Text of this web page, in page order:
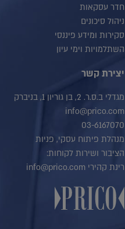
חדר עסקאות
ניהול סיכונים
סקירות ומידע פיננסי
השתלמויות וימי עיון
יצירת קשר
מגדלי ב.ס.ר. 2, בן גוריון 1, בניברק
info@prico.com
03-6167070
מנהלת פיתוח עסקי, פניות
הציבור ושירות לקוחות:
רינת קהירי info@prico.com